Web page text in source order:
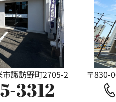
諏訪野町2705-2
3312
〒830-